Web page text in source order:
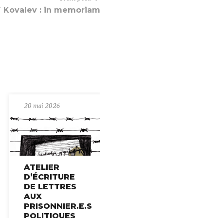
Kovalev : in memoriam
20 mai 2026
ATELIER
D’ÉCRITURE
DE LETTRES
AUX
PRISONNIER.E.S
POLITIQUES